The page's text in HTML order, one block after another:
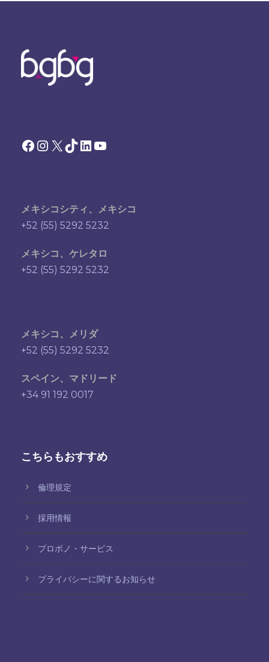
Facebook Instagram X TikTok LinkedIn YouTube
メキシコシティ、メキシコ
+52 (55) 5292 5232
メキシコ、ケレタロ
+52 (55) 5292 5232
メキシコ、メリダ
+52 (55) 5292 5232
スペイン、マドリード
+34 91 192 0017
こちらもおすすめ
倫理規定
採用情報
プロボノ・サービス
プライバシーに関するお知らせ